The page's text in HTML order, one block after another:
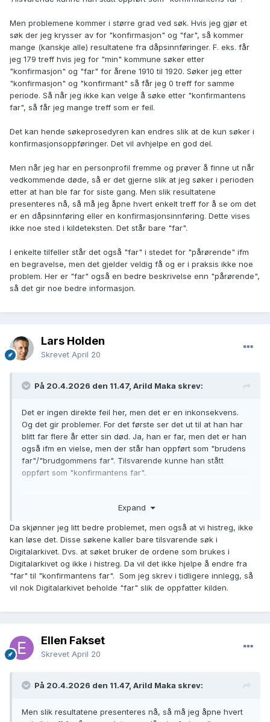
Men problemene kommer i større grad ved søk. Hvis jeg gjør et
søk der jeg krysser av for "konfirmasjon" og "far", så kommer
mange (kanskje alle) resultatene fra dåpsinnføringer. F. eks. får
jeg 179 treff hvis jeg for "min" kommune søker etter
"konfirmasjon" og "far" for årene 1910 til 1920. Søker jeg etter
"konfirmasjon" og "konfirmant" så får jeg 0 treff for samme
periode. Så når jeg ikke kan velge å søke etter "konfirmantens
far", så får jeg mange treff som er feil.
Det kan hende søkeprosedyren kan endres slik at de kun søker i
konfirmasjonsoppføringer. Det vil avhjelpe en god del.
Men når jeg har en personprofil fremme og prøver å finne ut når
vedkommende døde, så er det gjerne slik at jeg søker i perioden
etter at han ble far for siste gang. Men slik resultatene
presenteres nå, så må jeg åpne hvert enkelt treff for å se om det
er en dåpsinnføring eller en konfirmasjonsinnføring. Dette vises
ikke noe sted i kildeteksten. Det står bare "far".
I enkelte tilfeller står det også "far" i stedet for "pårørende" ifm
en begravelse, men det gjelder veldig få og er i praksis ikke noe
problem. Her er "far" også en bedre beskrivelse enn "pårørende",
så det gir noe bedre informasjon.
Lars Holden
Skrevet April 20
På 20.4.2026 den 11.47, Arild Maka skrev:
Det er ingen direkte feil her, men det er en inkonsekvens.
Og det gir problemer. For det første ser det ut til at han har
blitt far flere år etter sin død. Ja, han er far, men det er han
også ifm en vielse, men der står han oppført som "brudens
far"/"brudgommens far". Tilsvarende kunne han stått
oppført som "konfirmantens far".
et søk der jeg krysser av for "konfirmasjon" og "far", så
dåpsinnføringer. F. eks. får jeg 179 treff hvis jeg for "min"
kommune søker etter "konfirmasjon" og "far" for årene 1910
til 1920. Søker jeg etter "konfirmasjon" og "konfirmant" så
får jeg 0 treff for samme periode. Så når jeg ikke kan velge
å søke etter "konfirmantens far", så får jeg mange treff som
er feil.
del.
i perioden etter at han ble far for siste gang. Men slik
treff for å se om det er en dåpsinnføring eller en
Expand
Da skjønner jeg litt bedre problemet, men også at vi histreg, ikke
kan løse det. Disse søkene kaller bare tilsvarende søk i
Digitalarkivet. Dvs. at søket bruker de ordene som brukes i
Digitalarkivet og ikke i histreg. Da vil det ikke hjelpe å endre fra
"far" til "konfirmantens far". Som jeg skrev i tidligere innlegg, så
vil nok Digitalarkivet beholde "far" slik de oppfatter kilden.
Ellen Fakset
Skrevet April 20
På 20.4.2026 den 11.47, Arild Maka skrev:
Men slik resultatene presenteres nå, så må jeg åpne hvert